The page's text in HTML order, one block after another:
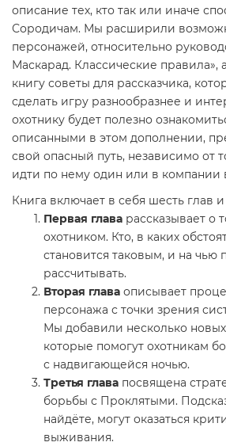
описание тех, кто так или иначе
Сородичам. Мы расширили
персонажей, относительно
Маскарад. Классические правила»,
книгу советы для рассказчика,
сделать игру разнообразнее и
охотнику будет полезно
описанными в этом дополнении,
свой опасный путь, независимо от
идти по нему один или в компании
Книга включает в себя шесть глав
Первая глава рассказывает о
охотником. Кто, в каких
становится таковым, и на
рассчитывать.
Вторая глава описывает
персонажа с точки зрения
Мы добавили несколько
которые помогут охотникам
с надвигающейся ночью.
Третья глава посвящена
борьбы с Проклятыми.
найдёте, могут оказаться
выживания.